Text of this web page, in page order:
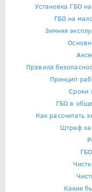
Установка ГБО
ГБО на
Зимняя
Правила
Принцип
Сроки
ГБО в
Как рассчитать
Штраф
Какие